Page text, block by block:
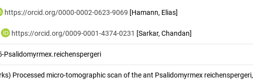
https://orcid.org/0000-0002-0623-9069 [Hamann, Elias]
https://orcid.org/0009-0001-4374-0231 [Sarkar, Chandan]
Psalidomyrmex.reichenspergeri
Processed micro-tomographic scan of the ant Psalidomyrmex reichenspergeri,